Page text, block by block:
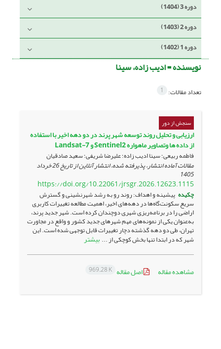
دوره 3 (1404)
دوره 2 (1403)
دوره 1 (1402)
نویسنده =ادیب زاده، سینا
تعداد مقالات: 1
سنجش از دور
ارزیابی و تحلیل روند توسعه شهر پرند در دو دهه اخیر با استفاده
از داده ها وتصاویر ماهواره Sentinel2 و Landsat-7
فاطمه ربیعی؛ سینا ادیب زاده؛ علیرضا شریفی؛ سعید صادقیان
مقالات آماده انتشار، پذیرفته شده، انتشار آنلاین از تاریخ 26 خرداد
1405
https://doi.org/10.22061/jrsgr.2026.12623.1115
چکیده پیشینه و اهداف: روند رو به رشد شهرنشینی و گسترش
سریع سکونت‌گاه‌ها در دهه‌های اخیر، اهمیت مطالعه تغییرات کاربری
اراضی را در برنامه‌ریزی شهری دوچندان کرده است. شهر جدید پرند،
به‌عنوان یکی از نمونه‌های مهم شهرهای جدید کشور و واقع در مجاورت
تهران، طی دو دهه گذشته دچار تغییرات قابل توجهی شده است. این
شهر که در ابتدا تنها بخش کوچکی از ... بیشتر
مشاهده مقاله اصل مقاله 969.28 K